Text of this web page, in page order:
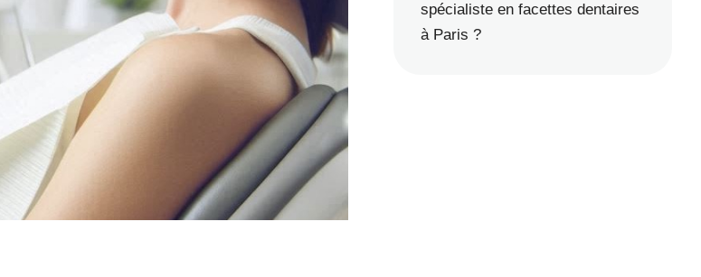
spécialiste en facettes dentaires
à Paris ?